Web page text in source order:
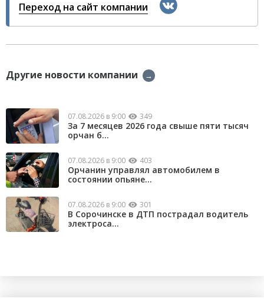
Переход на сайт компании
Другие новости компании →
07.08.2026 в 9:00 349
За 7 месяцев 2026 года свыше пяти тысяч
орчан б...
07.08.2026 в 9:00 403
Орчанин управлял автомобилем в
состоянии опьяне...
07.08.2026 в 9:00 301
В Сорочинске в ДТП пострадал водитель
электроса...